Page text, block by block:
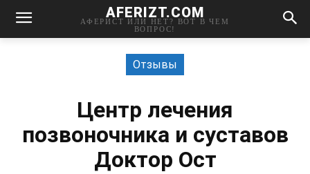
AFERIZT.COM
АФЕРИСТ ИЛИ НЕТ? ВОТ В ЧЕМ
ВОПРОС!
Отзывы
Центр лечения
позвоночника и суставов
Доктор Ост